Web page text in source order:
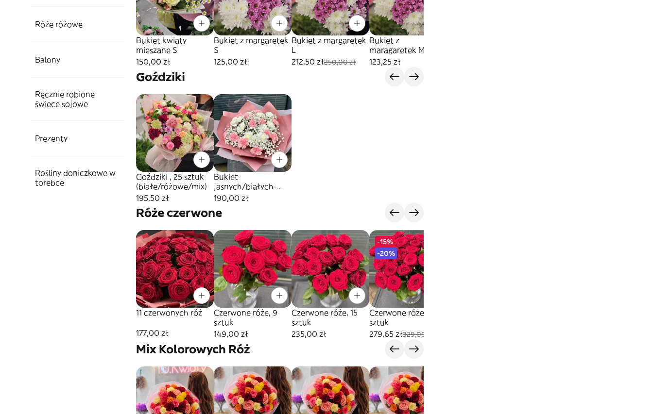
Róże różowe
Balony
Ręcznie robione
świece sojowe
Prezenty
Rośliny doniczkowe w
torebce
Bukiet kwiaty
mieszane S
150,00 zł
Bukiet z margaretek
S
125,00 zł
Bukiet z margaretek
L
212,50 zł250,00 zł
Bukiet z
maragaretek M
123,25 zł
Goździki
Goździki , 25 sztuk
(białe/różowe/mix)
195,50 zł
Bukiet
jasnych/białych-
różowych goździków
190,00 zł
Róże czerwone
11 czerwonych róż
177,00 zł
Czerwone róże, 9
sztuk
149,00 zł
Czerwone róże, 15
sztuk
235,00 zł
-15%
-20%
Czerwone róże, 21
sztuk
279,65 zł329,00 zł
Mix Kolorowych Róż